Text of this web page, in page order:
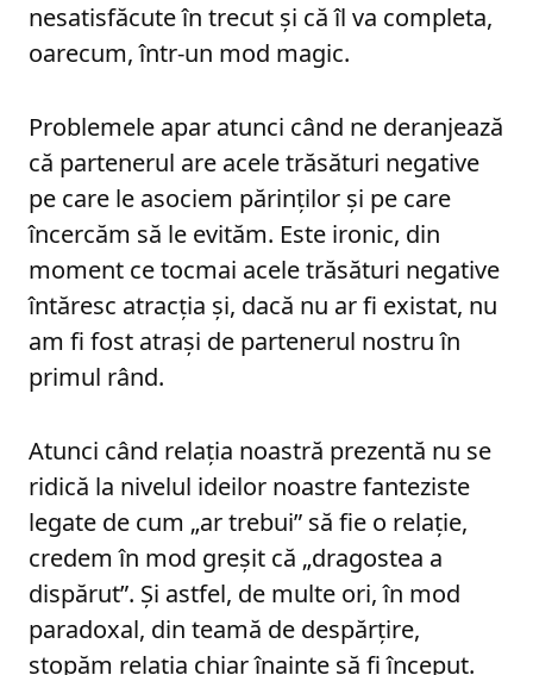
nesatisfăcute în trecut și că îl va completa,
oarecum, într-un mod magic.
Problemele apar atunci când ne deranjează
că partenerul are acele trăsături negative
pe care le asociem părinților și pe care
încercăm să le evităm. Este ironic, din
moment ce tocmai acele trăsături negative
întăresc atracția și, dacă nu ar fi existat, nu
am fi fost atrași de partenerul nostru în
primul rând.
Atunci când relația noastră prezentă nu se
ridică la nivelul ideilor noastre fanteziste
legate de cum „ar trebui” să fie o relație,
credem în mod greșit că „dragostea a
dispărut”. Și astfel, de multe ori, în mod
paradoxal, din teamă de despărțire,
stopăm relația chiar înainte să fi început.